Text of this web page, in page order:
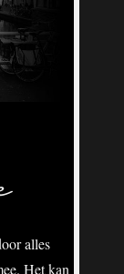
alles
Het kan